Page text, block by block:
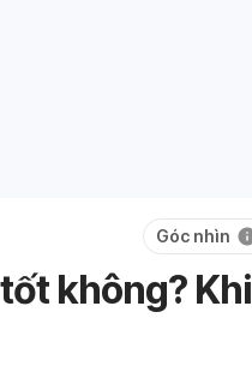
Góc nhìn
không? Khi